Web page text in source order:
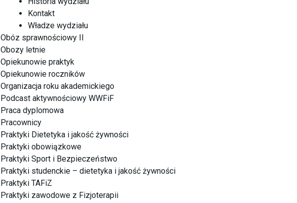
Kontakt
Władze wydziału
Obóz sprawnościowy II
Obozy letnie
Opiekunowie praktyk
Opiekunowie roczników
Organizacja roku akademickiego
Podcast aktywnościowy WWFiF
Praca dyplomowa
Pracownicy
Praktyki Dietetyka i jakość żywności
Praktyki obowiązkowe
Praktyki Sport i Bezpieczeństwo
Praktyki studenckie – dietetyka i jakość żywności
Praktyki TAFiZ
Praktyki zawodowe z Fizjoterapii